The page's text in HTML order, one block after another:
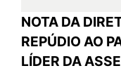
NOTA DA
REPÚDIO AO
LÍDER DA